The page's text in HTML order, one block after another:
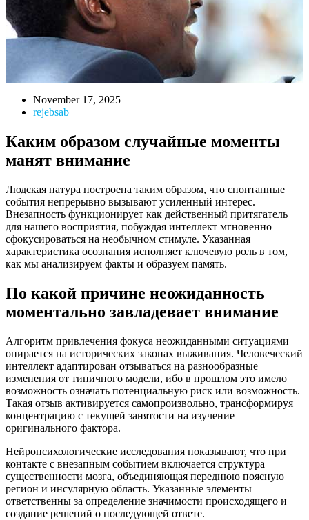
November 17, 2025
rejebsab
Каким образом случайные моменты
манят внимание
Людская натура построена таким образом, что спонтанные
события непрерывно вызывают усиленный интерес.
Внезапность функционирует как действенный притягатель
для нашего восприятия, побуждая интеллект мгновенно
сфокусироваться на необычном стимуле. Указанная
характеристика осознания исполняет ключевую роль в том,
как мы анализируем факты и образуем память.
По какой причине неожиданность
моментально завладевает внимание
Алгоритм привлечения фокуса неожиданными ситуациями
опирается на исторических законах выживания. Человеческий
интеллект адаптирован отзываться на разнообразные
изменения от типичного модели, ибо в прошлом это имело
возможность означать потенциальную риск или возможность.
Такая отзыв активируется самопроизвольно, трансформируя
концентрацию с текущей занятости на изучение
оригинального фактора.
Нейропсихологические исследования показывают, что при
контакте с внезапным событием включается структура
существенности мозга, объединяющая переднюю поясную
регион и инсулярную область. Указанные элементы
ответственны за определение значимости происходящего и
создание решений о последующей ответе.